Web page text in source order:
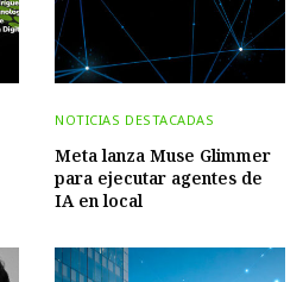
NOTICIAS DESTACADAS
Meta lanza Muse Glimmer
para ejecutar agentes de
IA en local